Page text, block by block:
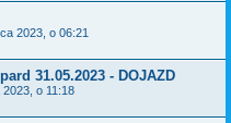
2023, o 06:21
31.05.2023 - DOJAZD
2023, o 11:18